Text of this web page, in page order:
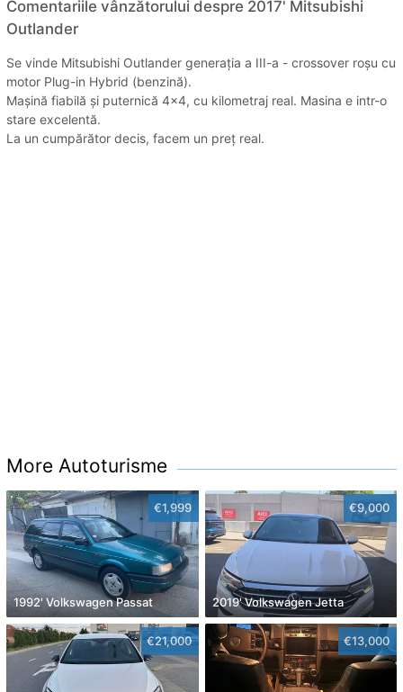
Comentariile vânzătorului despre 2017' Mitsubishi
Outlander
Se vinde Mitsubishi Outlander generația a III-a - crossover roșu cu
motor Plug-in Hybrid (benzină).
Mașină fiabilă și puternică 4x4, cu kilometraj real. Masina e intr-o
stare excelentă.
La un cumpărător decis, facem un preț real.
More Autoturisme
€1,999
1992' Volkswagen Passat
€9,000
2019' Volkswagen Jetta
€21,000 €13,000